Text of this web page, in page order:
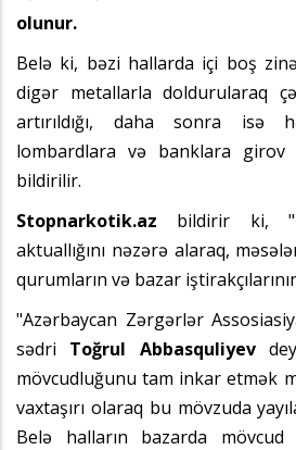
olunur.
Belə ki, bəzi hallarda içi boş
digər metallarla doldurularaq
artırıldığı, daha sonra isə
lombardlara və banklara girov
bildirilir.
Stopnarkotik.az bildirir ki,
aktuallığını nəzərə alaraq,
qurumların və bazar
"Azərbaycan Zərgərlər
sədri Toğrul Abbasquliyev
mövcudluğunu tam inkar etmək
vaxtaşırı olaraq bu mövzuda
Belə halların bazarda mövcud